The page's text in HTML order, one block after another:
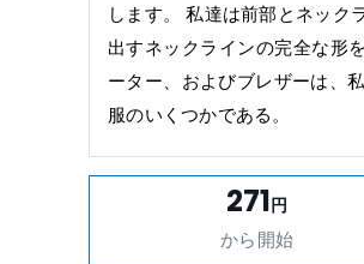
します。 私達は前部とネック
出すネックラインの完全な形
ーター、およびブレザーは、
服のいくつかである。
271円
から開始